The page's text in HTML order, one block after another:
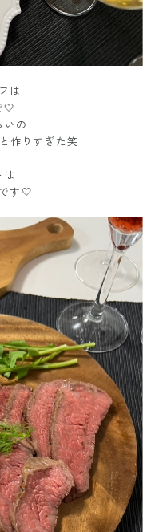
は
🤍
いの
作りすぎた笑
は
す🤍